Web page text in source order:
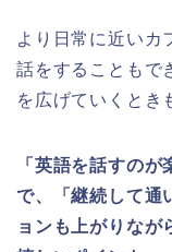
より日常に近いカ
話をすることもで
を広げていくとき
「英語を話すの
で、「継続して通
ョンも上がりなが